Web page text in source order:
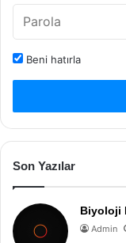
Beni hatırla
Son Yazılar
Biyoloji
Admin